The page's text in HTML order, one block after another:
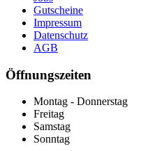
Gutscheine
Impressum
Datenschutz
AGB
Öffnungszeiten
Montag - Donnerstag
Freitag
Samstag
Sonntag